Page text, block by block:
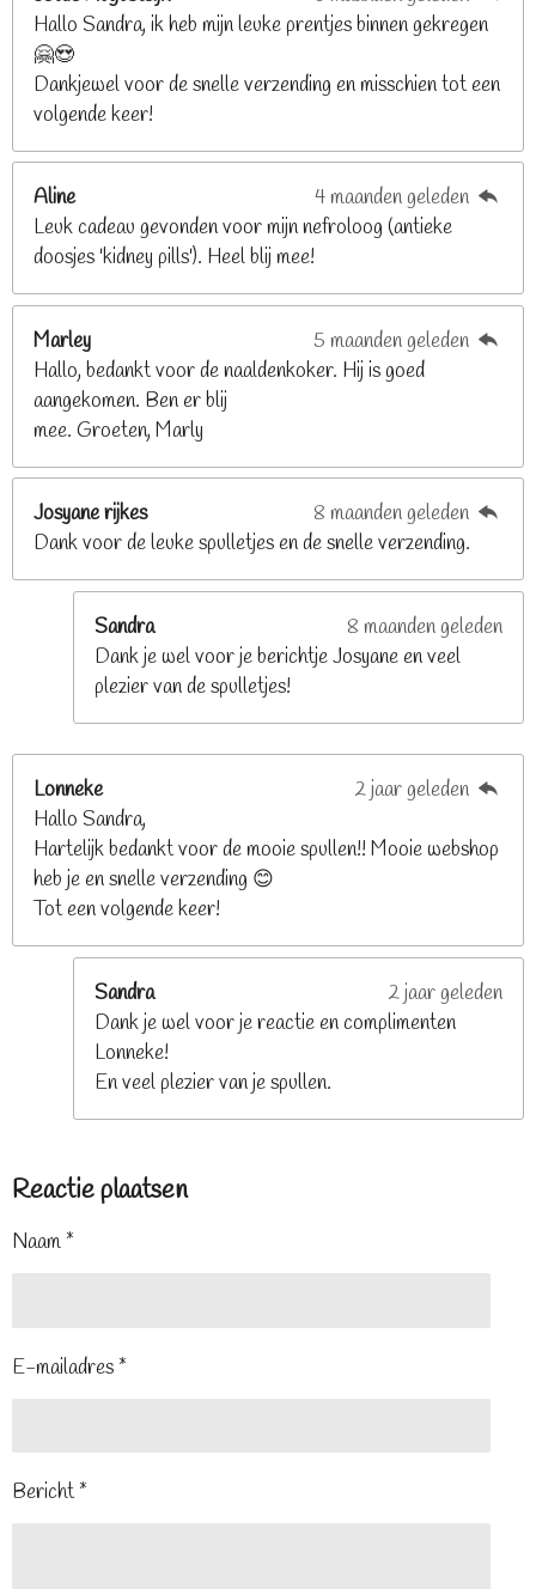
8
8
s
n n n n
Hallo Sandra, ik heb mijn leuke prentjes binnen gekregen
🤗😍
Dankjewel voor de snelle verzending en misschien tot een
volgende keer!
Aline
4 maanden geleden
Leuk cadeau gevonden voor mijn nefroloog (antieke
doosjes 'kidney pills'). Heel blij mee!
Marley
5 maanden geleden
Hallo, bedankt voor de naaldenkoker. Hij is goed
aangekomen. Ben er blij
mee. Groeten, Marly
Josyane rijkes
8 maanden geleden
Dank voor de leuke spulletjes en de snelle verzending.
Sandra
8 maanden geleden
Dank je wel voor je berichtje Josyane en veel
plezier van de spulletjes!
Lonneke
2 jaar geleden
Hallo Sandra,
Hartelijk bedankt voor de mooie spullen!! Mooie webshop
heb je en snelle verzending 😊
Tot een volgende keer!
Sandra
2 jaar geleden
Dank je wel voor je reactie en complimenten
Lonneke!
En veel plezier van je spullen.
Reactie plaatsen
Naam *
E-mailadres *
Bericht *